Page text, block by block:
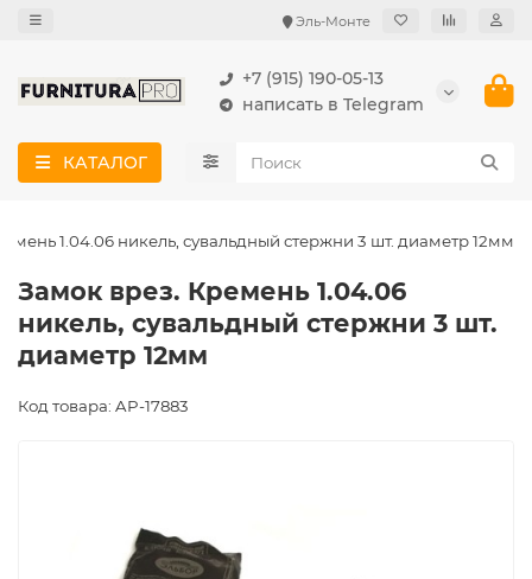
Эль-Монте
+7 (915) 190-05-13
написать в Telegram
КАТАЛОГ
1.04.06 никель, сувальдный стержни 3 шт. диаметр 12мм
Замок врез. Кремень 1.04.06
никель, сувальдный стержни 3 шт.
диаметр 12мм
Код товара: AP-17883